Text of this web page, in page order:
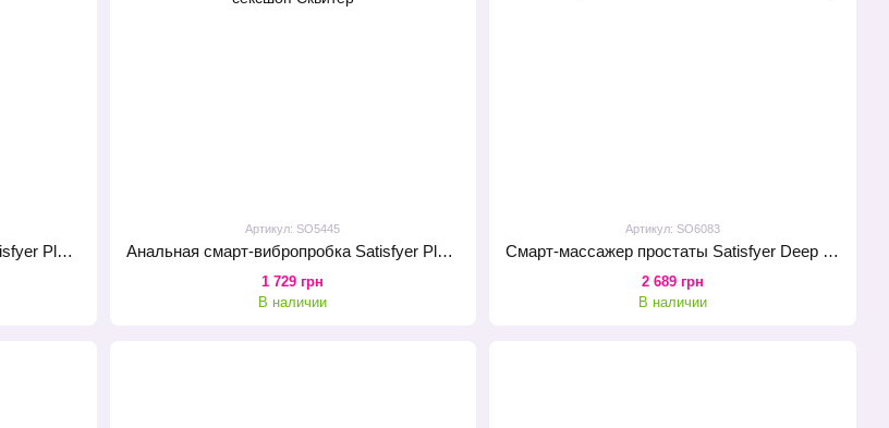
Анальная смарт-вибропробка Satisfyer Plug-ilicious 2 Black
Артикул: SO5445
Анальная смарт-вибропробка Satisfyer Plug-ilicious 2 Ice Blue
1 729 грн
В наличии
Артикул: SO6083
Смарт-массажер простаты Satisfyer Deep Diver Grey
2 689 грн
В наличии